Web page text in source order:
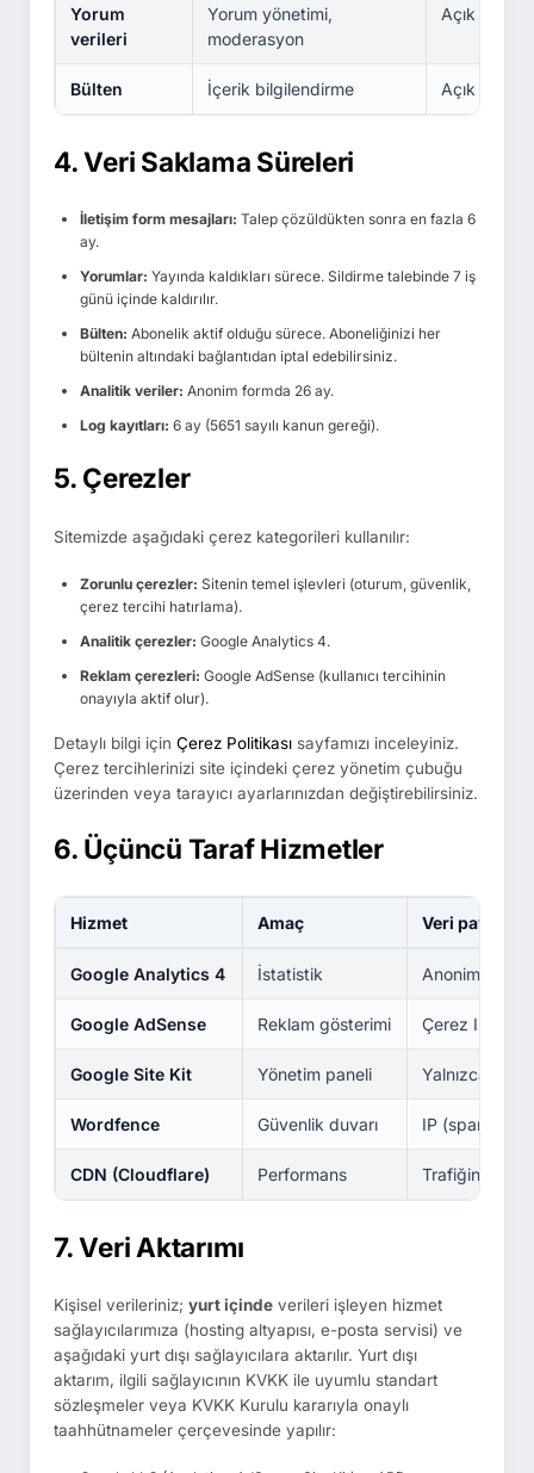
Yorum
verileri
Yorum yönetimi,
moderasyon
Açık rıza
Bülten İçerik bilgilendirme Açık rıza
4. Veri Saklama Süreleri
İletişim form mesajları: Talep çözüldükten sonra en fazla 6
ay.
Yorumlar: Yayında kaldıkları sürece. Sildirme talebinde 7 iş
günü içinde kaldırılır.
Bülten: Abonelik aktif olduğu sürece. Aboneliğinizi her
bültenin altındaki bağlantıdan iptal edebilirsiniz.
Analitik veriler: Anonim formda 26 ay.
Log kayıtları: 6 ay (5651 sayılı kanun gereği).
5. Çerezler
Sitemizde aşağıdaki çerez kategorileri kullanılır:
Zorunlu çerezler: Sitenin temel işlevleri (oturum, güvenlik,
çerez tercihi hatırlama).
Analitik çerezler: Google Analytics 4.
Reklam çerezleri: Google AdSense (kullanıcı tercihinin
onayıyla aktif olur).
Detaylı bilgi için Çerez Politikası sayfamızı inceleyiniz.
Çerez tercihlerinizi site içindeki çerez yönetim çubuğu
üzerinden veya tarayıcı ayarlarınızdan değiştirebilirsiniz.
6. Üçüncü Taraf Hizmetler
Hizmet Amaç Veri
Google Analytics 4 İstatistik Anonim IP,
Google AdSense Reklam gösterimi Çerez ID, IP
Google Site Kit Yönetim paneli Yalnızca
Wordfence Güvenlik duvarı IP (spam/
CDN (Cloudflare) Performans Trafiğin
7. Veri Aktarımı
Kişisel verileriniz; yurt içinde verileri işleyen hizmet
sağlayıcılarımıza (hosting altyapısı, e-posta servisi) ve
aşağıdaki yurt dışı sağlayıcılara aktarılır. Yurt dışı
aktarım, ilgili sağlayıcının KVKK ile uyumlu standart
sözleşmeler veya KVKK Kurulu kararıyla onaylı
taahhütnameler çerçevesinde yapılır: